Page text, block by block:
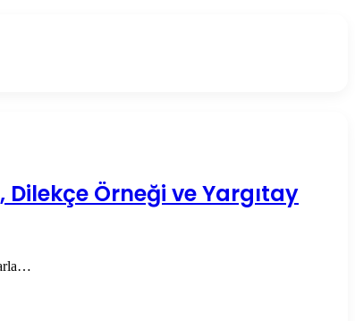
Örneği ve Yargıtay